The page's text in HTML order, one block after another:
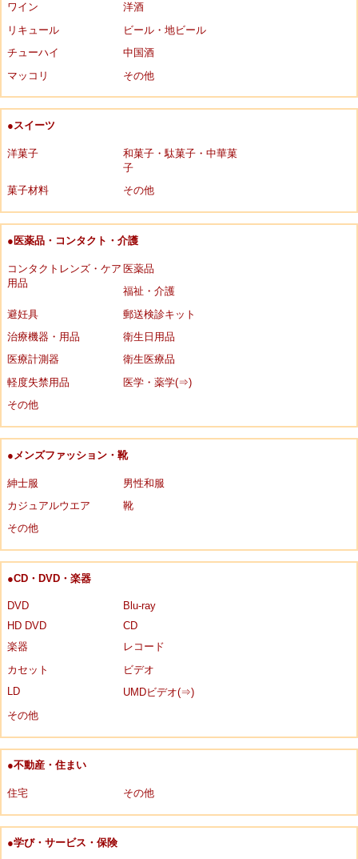
ワイン
洋酒
リキュール
ビール・地ビール
チューハイ
中国酒
マッコリ
その他
●スイーツ
洋菓子
和菓子・駄菓子・中華菓
子
菓子材料
その他
●医薬品・コンタクト・介護
コンタクトレンズ・ケア
用品
医薬品
福祉・介護
避妊具
郵送検診キット
治療機器・用品
衛生日用品
医療計測器
衛生医療品
軽度失禁用品
医学・薬学(⇒)
その他
●メンズファッション・靴
紳士服
男性和服
カジュアルウエア
靴
その他
●CD・DVD・楽器
DVD
Blu-ray
HD DVD
CD
楽器
レコード
カセット
ビデオ
LD
UMDビデオ(⇒)
その他
●不動産・住まい
住宅 その他
●学び・サービス・保険